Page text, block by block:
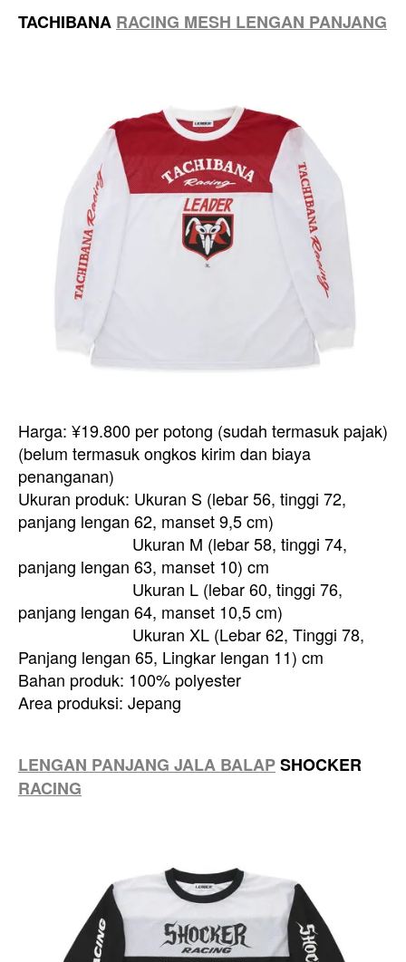
TACHIBANA RACING MESH LENGAN PANJANG
Harga: ¥19.800 per potong (sudah termasuk pajak)
(belum termasuk ongkos kirim dan biaya
penanganan)
Ukuran produk: Ukuran S (lebar 56, tinggi 72,
panjang lengan 62, manset 9,5 cm)
Ukuran M (lebar 58, tinggi 74,
panjang lengan 63, manset 10) cm
Ukuran L (lebar 60, tinggi 76,
panjang lengan 64, manset 10,5 cm)
Ukuran XL (Lebar 62, Tinggi 78,
Panjang lengan 65, Lingkar lengan 11) cm
Bahan produk: 100% polyester
Area produksi: Jepang
LENGAN PANJANG JALA BALAPSHOCKER
RACING